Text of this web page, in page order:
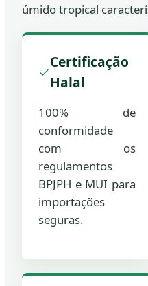
úmido tropical
Certificação
Halal
100% de
conformidade
com os
regulamentos
BPJPH e MUI para
importações
seguras.